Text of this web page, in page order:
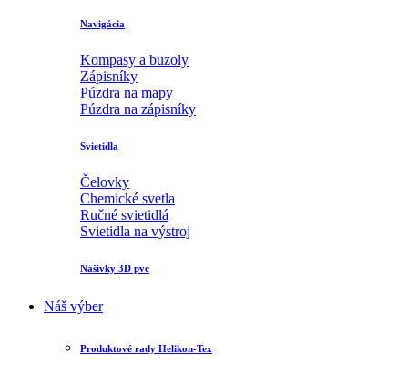
Navigácia
Kompasy a buzoly
Zápisníky
Púzdra na mapy
Púzdra na zápisníky
Svietidla
Čelovky
Chemické svetla
Ručné svietidlá
Svietidla na výstroj
Nášivky 3D pvc
Náš výber
Produktové rady Helikon-Tex